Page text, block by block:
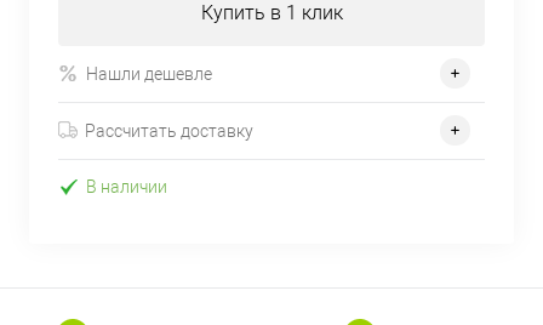
Купить в 1 клик
Нашли дешевле
Рассчитать доставку
В наличии